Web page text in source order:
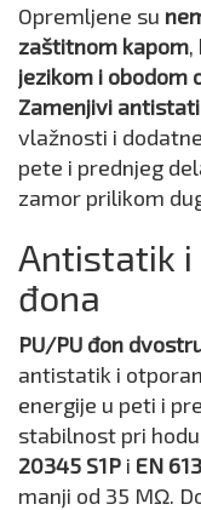
Opremljene su
zaštitnom kapom,
jezikom i obodom
Zamenjivi
vlažnosti i
pete i prednjeg
zamor prilikom
Antistatik
đona
PU/PU đon
antistatik i
energije u peti i
stabilnost pri
20345 S1P i EN
manji od 35 MΩ.